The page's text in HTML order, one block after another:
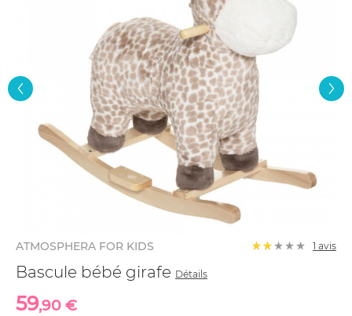
ATMOSPHERA FOR KIDS 1 avis
Bascule bébé girafe Détails
59,90 €